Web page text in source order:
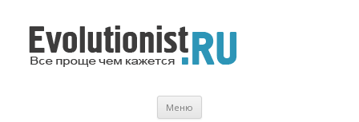
Evolutionist.ru
Все проще чем кажется…
Меню